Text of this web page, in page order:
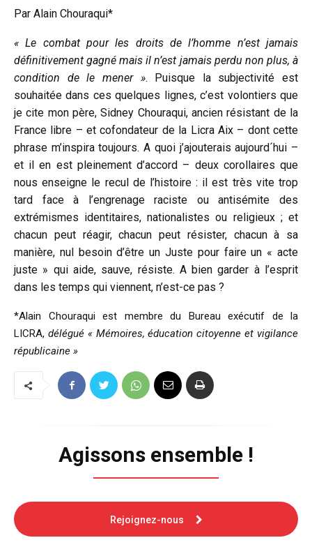
Par Alain Chouraqui*
« Le combat pour les droits de l’homme n’est jamais
définitivement gagné mais il n’est jamais perdu non plus, à
condition de le mener ». Puisque la subjectivité est
souhaitée dans ces quelques lignes, c’est volontiers que
je cite mon père, Sidney Chouraqui, ancien résistant de la
France libre – et cofondateur de la Licra Aix – dont cette
phrase m’inspira toujours. A quoi j’ajouterais aujourd´hui –
et il en est pleinement d’accord – deux corollaires que
nous enseigne le recul de l’histoire : il est très vite trop
tard face à l’engrenage raciste ou antisémite des
extrémismes identitaires, nationalistes ou religieux ; et
chacun peut réagir, chacun peut résister, chacun à sa
manière, nul besoin d’être un Juste pour faire un « acte
juste » qui aide, sauve, résiste. A bien garder à l’esprit
dans les temps qui viennent, n’est-ce pas ?
*Alain Chouraqui est membre du Bureau exécutif de la
LICRA, délégué « Mémoires, éducation citoyenne et vigilance
républicaine »
Agissons ensemble !
Rejoignez-nous